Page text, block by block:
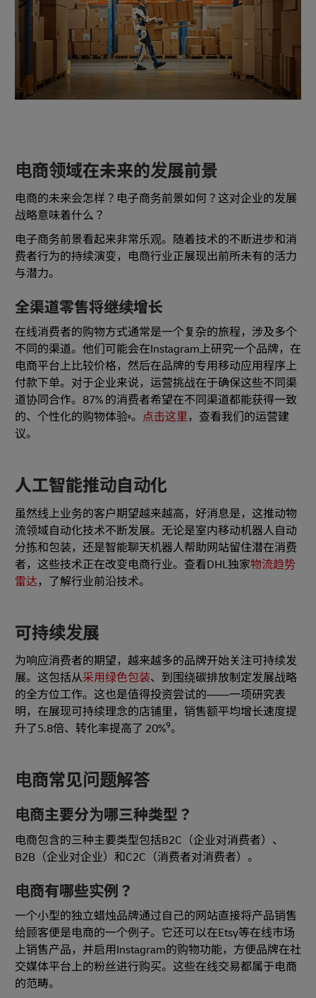
电商领域在未来的发展前景
电商的未来会怎样？电子商务前景如何？这对企业的发展
战略意味着什么？
电子商务前景看起来非常乐观。随着技术的不断进步和消
费者行为的持续演变，电商行业正展现出前所未有的活力
与潜力。
全渠道零售将继续增长
在线消费者的购物方式通常是一个复杂的旅程，涉及多个
不同的渠道。他们可能会在Instagram上研究一个品牌，在
电商平台上比较价格，然后在品牌的专用移动应用程序上
付款下单。对于企业来说，运营挑战在于确保这些不同渠
道协同合作。87% 的消费者希望在不同渠道都能获得一致
的、个性化的购物体验8。 点击这里，查看我们的运营建
议。
人工智能推动自动化
虽然线上业务的客户期望越来越高，好消息是，这推动物
流领域自动化技术不断发展。无论是室内移动机器人自动
分拣和包装，还是智能聊天机器人帮助网站留住潜在消费
者，这些技术正在改变电商行业。查看DHL独家物流趋势
雷达，了解行业前沿技术。
可持续发展
为响应消费者的期望，越来越多的品牌开始关注可持续发
展。这包括从采用绿色包装、到围绕碳排放制定发展战略
的全方位工作。这也是值得投资尝试的——一项研究表
明，在展现可持续理念的店铺里，销售额平均增长速度提
升了5.8倍、转化率提高了 20%9。
电商常见问题解答
电商主要分为哪三种类型？
电商包含的三种主要类型包括B2C（企业对消费者）、
B2B（企业对企业）和C2C（消费者对消费者）。
电商有哪些实例？
一个小型的独立蜡烛品牌通过自己的网站直接将产品销售
给顾客便是电商的一个例子。它还可以在Etsy等在线市场
上销售产品，并启用Instagram的购物功能，方便品牌在社
交媒体平台上的粉丝进行购买。这些在线交易都属于电商
的范畴。